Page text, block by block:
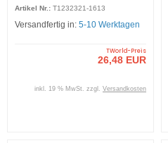
Artikel Nr.: T1232321-1613
Versandfertig in: 5-10 Werktagen
TWorld-Preis
26,48 EUR
inkl. 19 % MwSt. zzgl. Versandkosten